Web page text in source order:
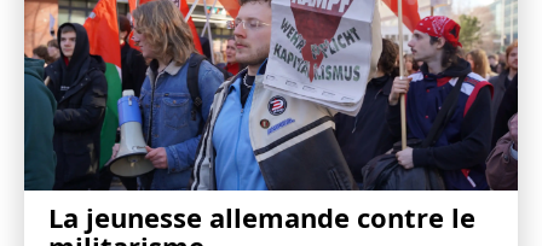
La jeunesse allemande contre le